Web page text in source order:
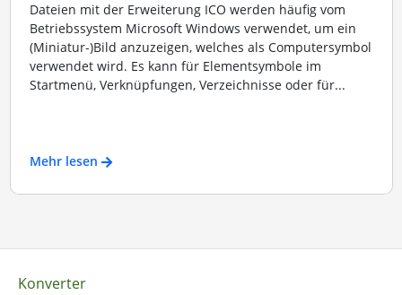
Dateien mit der Erweiterung ICO werden häufig vom
Betriebssystem Microsoft Windows verwendet, um ein
(Miniatur-)Bild anzuzeigen, welches als Computersymbol
verwendet wird. Es kann für Elementsymbole im
Startmenü, Verknüpfungen, Verzeichnisse oder für...
Mehr lesen
Konverter